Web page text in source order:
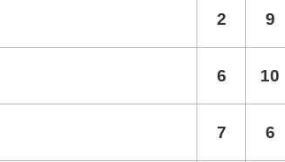
2 9
6 10
7 6